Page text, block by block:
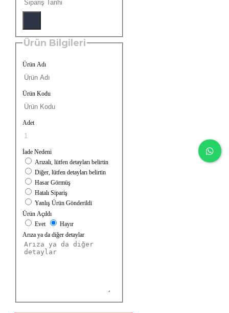
Ürün Bilgileri
Ürün Adı
Ürün Kodu
Adet
İade Nedeni
Arızalı, lütfen detayları belirtin
Diğer, lütfen detayları belirtin
Hasar Görmüş
Hatalı Sipariş
Yanlış Ürün Gönderildi
Ürün Açıldı
Evet
Hayır
Arıza ya da diğer detaylar